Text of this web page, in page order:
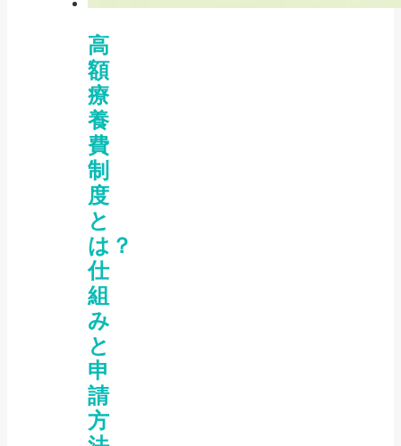
高
額
療
養
費
制
度
と
は？
仕
組
み
と
申
請
方